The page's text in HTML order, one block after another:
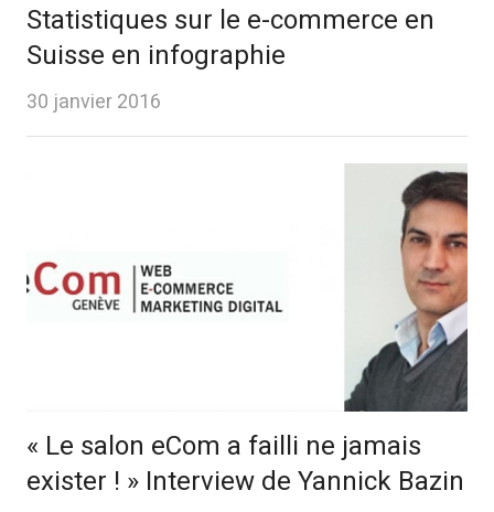
Statistiques sur le e-commerce en
Suisse en infographie
30 janvier 2016
« Le salon eCom a failli ne jamais
exister ! » Interview de Yannick Bazin